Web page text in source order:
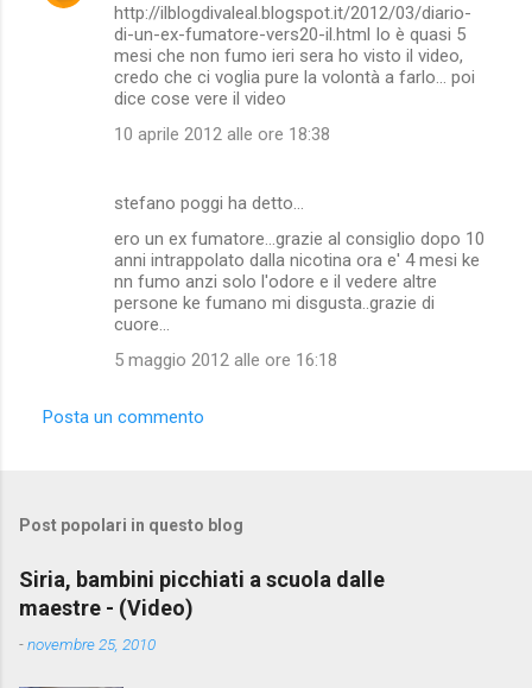
http://ilblogdivaleal.blogspot.it/2012/03/diario-
di-un-ex-fumatore-vers20-il.html Io è quasi 5
mesi che non fumo ieri sera ho visto il video,
credo che ci voglia pure la volontà a farlo... poi
dice cose vere il video
10 aprile 2012 alle ore 18:38
stefano poggi ha detto…
ero un ex fumatore...grazie al consiglio dopo 10
anni intrappolato dalla nicotina ora e' 4 mesi ke
nn fumo anzi solo l'odore e il vedere altre
persone ke fumano mi disgusta..grazie di
cuore...
5 maggio 2012 alle ore 16:18
Posta un commento
Post popolari in questo blog
Siria, bambini picchiati a scuola dalle
maestre - (Video)
-novembre 25, 2010